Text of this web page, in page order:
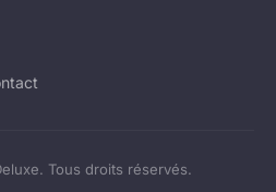
Tous droits réservés.